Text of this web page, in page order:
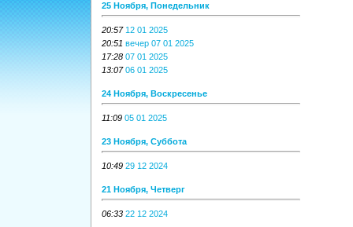
25 Ноября, Понедельник
20:57 12 01 2025
20:51 вечер 07 01 2025
17:28 07 01 2025
13:07 06 01 2025
24 Ноября, Воскресенье
11:09 05 01 2025
23 Ноября, Суббота
10:49 29 12 2024
21 Ноября, Четверг
06:33 22 12 2024